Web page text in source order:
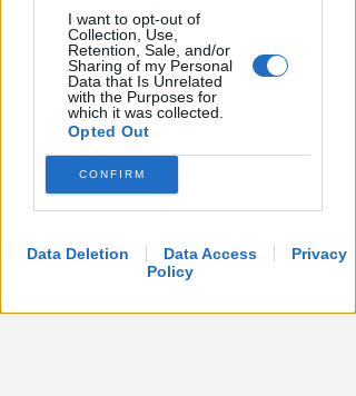
I want to opt-out of
Collection, Use,
Retention, Sale, and/or
Sharing of my Personal
Data that Is Unrelated
with the Purposes for
which it was collected.
Opted Out
CONFIRM
Data Deletion Data Access
Privacy
Policy
CRER FIGC LND
Ecco il calendario di Eccellenza: